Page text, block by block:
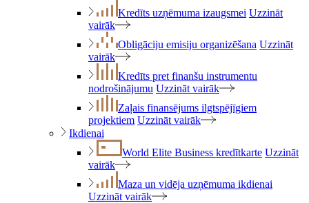
Kredīts uzņēmuma izaugsmei Uzzināt
vairāk
Obligāciju emisiju organizēšana Uzzināt
vairāk
Kredīts pret finanšu instrumentu
nodrošinājumu Uzzināt vairāk
Zaļais finansējums ilgtspējīgiem
projektiem Uzzināt vairāk
Ikdienai
World Elite Business kredītkarte Uzzināt
vairāk
Maza un vidēja uzņēmuma ikdienai
Uzzināt vairāk